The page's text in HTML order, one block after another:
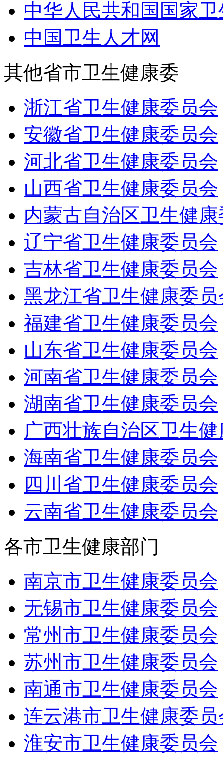
中华人民共和国国家
中国卫生人才网
其他省市卫生健康委
浙江省卫生健康委员会
安徽省卫生健康委员会
河北省卫生健康委员会
山西省卫生健康委员会
内蒙古自治区卫生健
辽宁省卫生健康委员会
吉林省卫生健康委员会
黑龙江省卫生健康委员
福建省卫生健康委员会
山东省卫生健康委员会
河南省卫生健康委员会
湖南省卫生健康委员会
广西壮族自治区卫生
海南省卫生健康委员会
四川省卫生健康委员会
云南省卫生健康委员会
各市卫生健康部门
南京市卫生健康委员会
无锡市卫生健康委员会
常州市卫生健康委员会
苏州市卫生健康委员会
南通市卫生健康委员会
连云港市卫生健康委员
淮安市卫生健康委员会